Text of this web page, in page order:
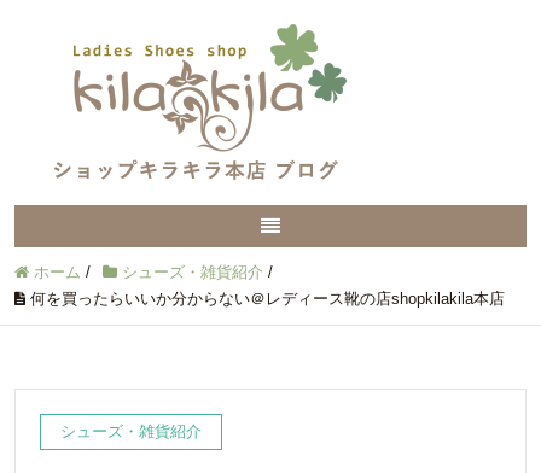
ホーム / シューズ・雑貨紹介 /
何を買ったらいいか分からない＠レディース靴の店shopkilakila本店
シューズ・雑貨紹介